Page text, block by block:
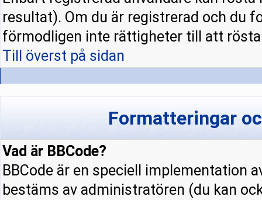
resultat). Om du är registrerad och du
förmodligen inte rättigheter till att
Till överst på sidan
Formatteringar
Vad är BBCode?
BBCode är en speciell implementation
bestäms av administratören (du kan